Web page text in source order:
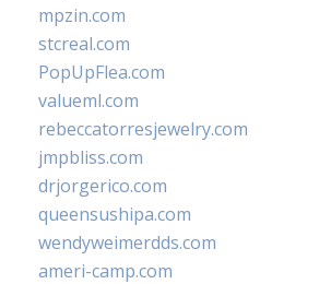
mpzin.com
stcreal.com
PopUpFlea.com
valueml.com
rebeccatorresjewelry.com
jmpbliss.com
drjorgerico.com
queensushipa.com
wendyweimerdds.com
ameri-camp.com